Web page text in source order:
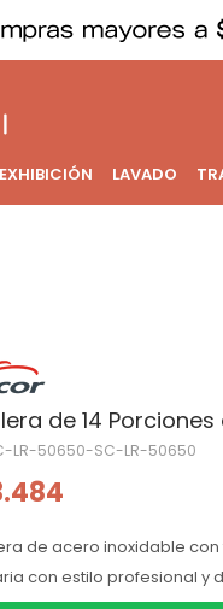
EXHIBICIÓN LAVADO
de 14
LR-50650-SC-LR-50650
de acero inoxidable
con estilo profesional y